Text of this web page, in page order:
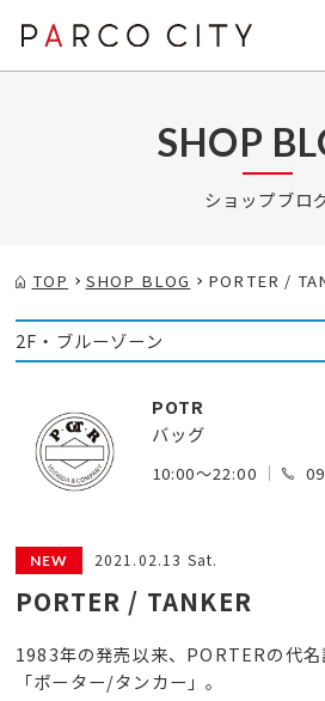
SHOP
ショップブロ
TOP SHOP BLOG PORTER /
2F・ブルーゾーン
POTR
バッグ
10:00～22:00
2021.02.13 Sat.
PORTER / TANKER
1983年の発売以来、PORTERの代
「ポーター/タンカー」。